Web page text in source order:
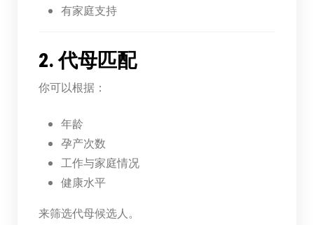
有家庭支持
2. 代母匹配
你可以根据：
年龄
孕产次数
工作与家庭情况
健康水平
来筛选代母候选人。